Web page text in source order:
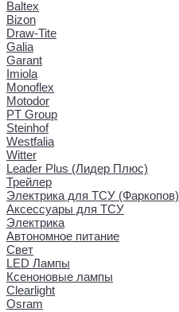
Baltex
Bizon
Draw-Tite
Galia
Garant
Imiola
Monoflex
Motodor
PT Group
Steinhof
Westfalia
Witter
Leader Plus (Лидер Плюс)
Трейлер
Электрика для ТСУ (Фаркопов)
Аксессуары для ТСУ
Электрика
Автономное питание
Свет
LED Лампы
Ксеноновые лампы
Clearlight
Osram